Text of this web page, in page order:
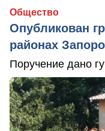
Общество
Опубликован
районах
Поручение дано